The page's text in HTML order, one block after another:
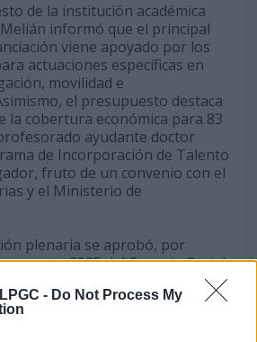
- Do Not Process My
de la institución académica
informó que el principal
viene apoyado por los
actuaciones específicas en
movilidad e
el presupuesto destaca
la cobertura económica para 83
ayudante doctor
de Incorporación de Talento
fruto de un convenio con el
y el Ministerio de
plenaria se aprobó, por
2025 del Consejo Social,
respecto a 2024, motivado por
financiera procedente